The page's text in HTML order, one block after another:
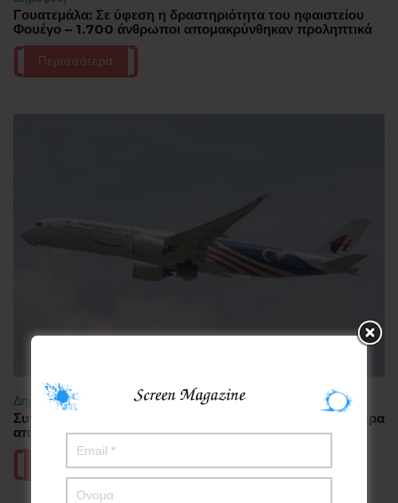
Γουατεμάλα: Σε ύφεση η δραστηριότητα του ηφαιστείου
Φουέγο – 1.700 άνθρωποι απομακρύνθηκαν προληπτικά
Περισσότερα
Δημοφιλή
Συνελήφθη πιλότος αεροπορικής εταιρείας με περισσότερα
από 70.000 χάπια ecstasy στην Ινδονησία
Περισσότερα